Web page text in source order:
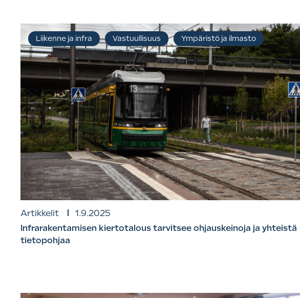
Artikkelit
1.9.2025
Infrarakentamisen kiertotalous tarvitsee ohjauskeinoja ja yhteistä
tietopohjaa
Liikenne ja infra Vastuullisuus Ympäristö ja ilmasto